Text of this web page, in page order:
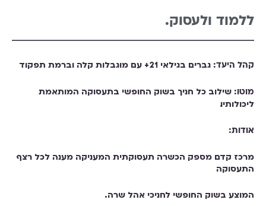
ללמוד ולעסוק.
קהל היעד: גברים בגילאי 21+ עם מוגבלות קלה וברמת תפקוד
מוטו: שילוב כל חניך בשוק החופשי בתעסוקה המותאמת
ליכולותיו.
אודות:
מרכז קדם מספק הכשרה תעסוקתית המעניקה מענה לכל רצף
התעסוקה
המוצע בשוק החופשי לחניכי אהל שרה.